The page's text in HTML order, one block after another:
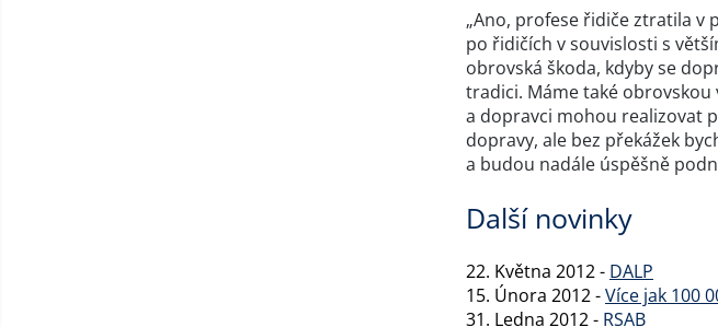
„Ano, profese řidiče ztratila v
po řidičích v souvislosti s
obrovská škoda, kdyby se
tradici. Máme také obrovskou
a dopravci mohou realizovat
dopravy, ale bez překážek
a budou nadále úspěšně
Další novinky
22. Května 2012 - DALP
15. Února 2012 -Více jak 100
31. Ledna 2012 - RSAB